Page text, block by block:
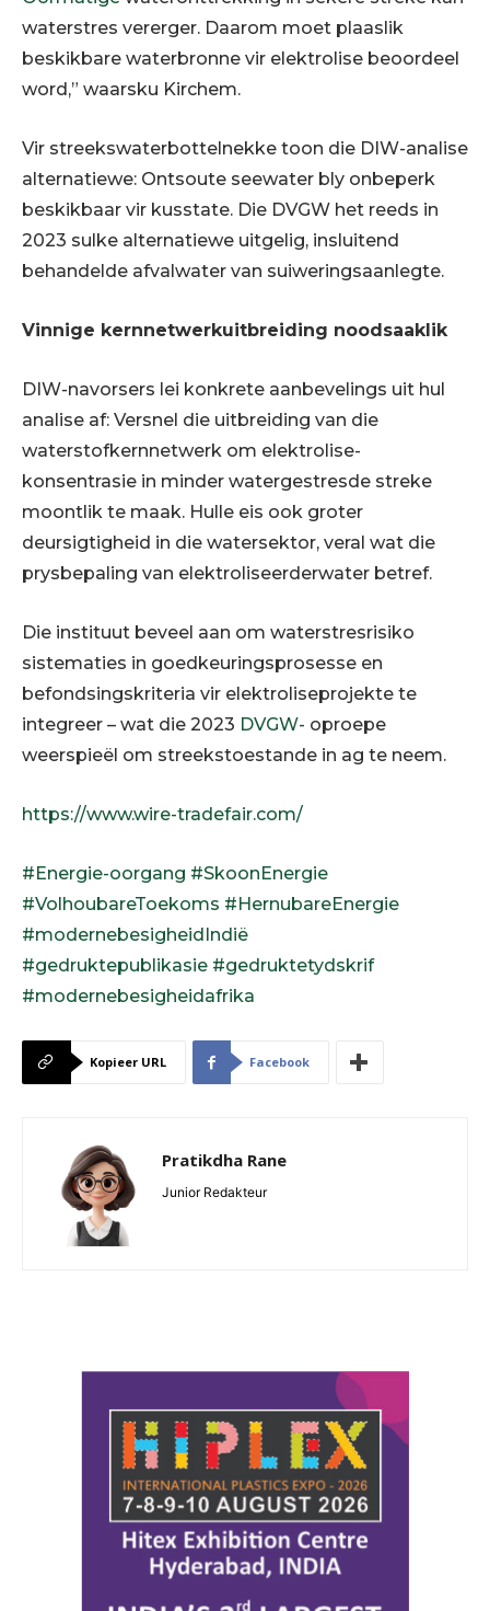
waterstres vererger. Daarom moet plaaslik
beskikbare waterbronne vir elektrolise beoordeel
word,” waarsku Kirchem.
Vir streekswaterbottelnekke toon die DIW-analise
alternatiewe: Ontsoute seewater bly onbeperk
beskikbaar vir kusstate. Die DVGW het reeds in
2023 sulke alternatiewe uitgelig, insluitend
behandelde afvalwater van suiweringsaanlegte.
Vinnige kernnetwerkuitbreiding noodsaaklik
DIW-navorsers lei konkrete aanbevelings uit hul
analise af: Versnel die uitbreiding van die
waterstofkernnetwerk om elektrolise-
konsentrasie in minder watergestresde streke
moontlik te maak. Hulle eis ook groter
deursigtigheid in die watersektor, veral wat die
prysbepaling van elektroliseerderwater betref.
Die instituut beveel aan om waterstresrisiko
sistematies in goedkeuringsprosesse en
befondsingskriteria vir elektroliseprojekte te
integreer – wat die 2023 DVGW- oproepe
weerspieël om streekstoestande in ag te neem.
https://www.wire-tradefair.com/
#Energie-oorgang #SkoonEnergie
#VolhoubareToekoms #HernubareEnergie
#modernebesigheidIndië
#gedruktepublikasie #gedruktetydskrif
#modernebesigheidafrika
Kopieer URL Facebook
Pratikdha Rane
Junior Redakteur